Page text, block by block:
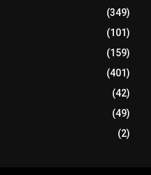
(349)
(101)
(159)
(401)
(42)
(49)
(2)